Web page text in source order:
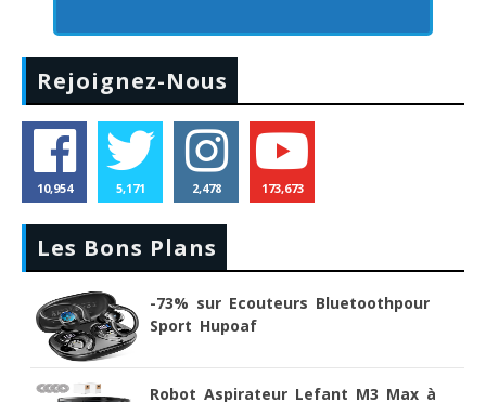
Rejoignez-Nous
10,954 5,171 2,478 173,673
Les Bons Plans
-73% sur Ecouteurs Bluetoothpour
Sport Hupoaf
Robot Aspirateur Lefant M3 Max à